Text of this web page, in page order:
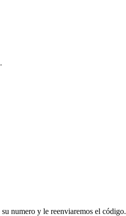
numero y le reenviaremos el código.